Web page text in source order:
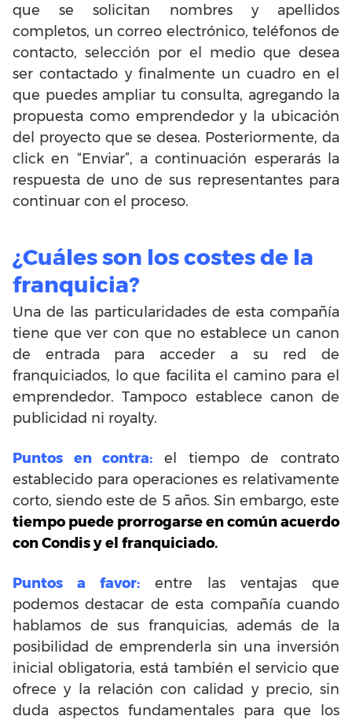
que se solicitan nombres y apellidos
completos, un correo electrónico, teléfonos de
contacto, selección por el medio que desea
ser contactado y finalmente un cuadro en el
que puedes ampliar tu consulta, agregando la
propuesta como emprendedor y la ubicación
del proyecto que se desea. Posteriormente, da
click en “Enviar”, a continuación esperarás la
respuesta de uno de sus representantes para
continuar con el proceso.
¿Cuáles son los costes de la
franquicia?
Una de las particularidades de esta compañía
tiene que ver con que no establece un canon
de entrada para acceder a su red de
franquiciados, lo que facilita el camino para el
emprendedor. Tampoco establece canon de
publicidad ni royalty.
Puntos en contra:
el tiempo de contrato
establecido para operaciones es relativamente
corto, siendo este de 5 años. Sin embargo, este
tiempo puede prorrogarse en común acuerdo
con Condis y el franquiciado.
Puntos a favor:
entre las ventajas que
podemos destacar de esta compañía cuando
hablamos de sus franquicias, además de la
posibilidad de emprenderla sin una inversión
inicial obligatoria, está también el servicio que
ofrece y la relación con calidad y precio, sin
duda aspectos fundamentales para que los